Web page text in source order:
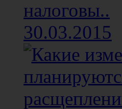
налоговы..
30.03.2015